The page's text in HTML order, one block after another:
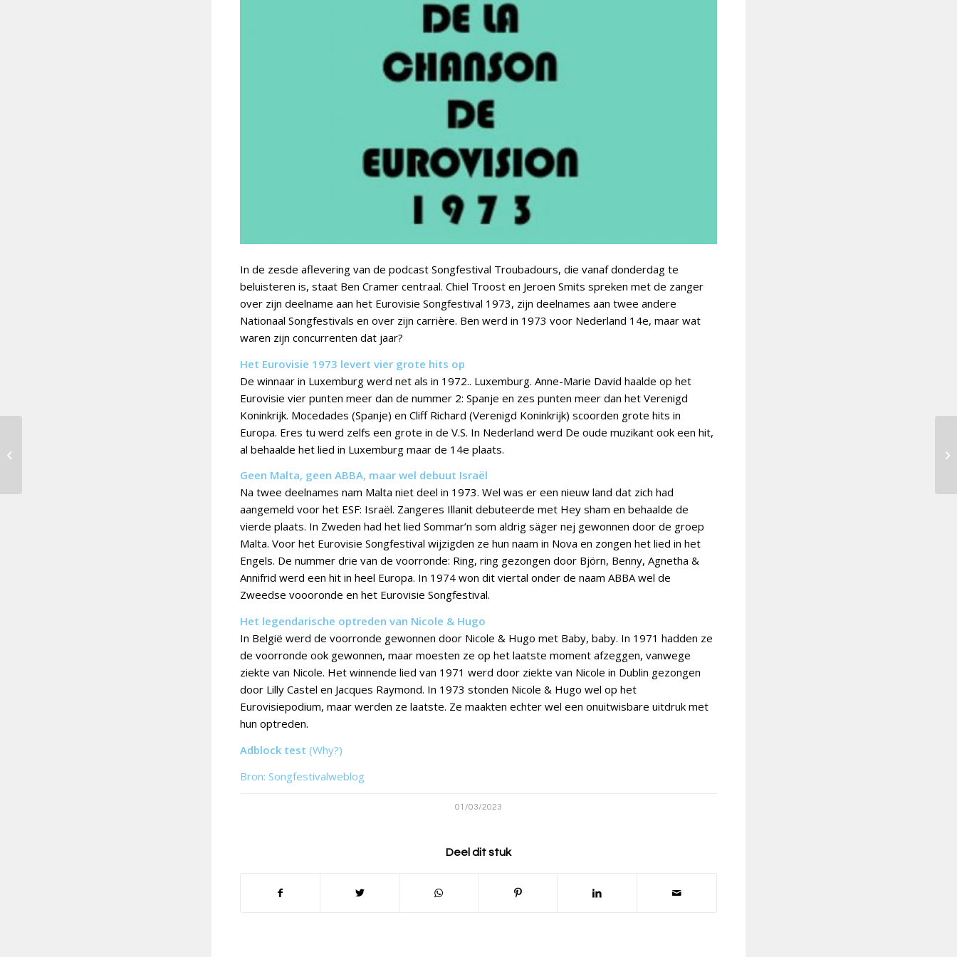
In de zesde aflevering van de podcast Songfestival Troubadours, die vanaf donderdag te
beluisteren is, staat Ben Cramer centraal. Chiel Troost en Jeroen Smits spreken met de zanger
over zijn deelname aan het Eurovisie Songfestival 1973, zijn deelnames aan twee andere
Nationaal Songfestivals en over zijn carrière. Ben werd in 1973 voor Nederland 14e, maar wat
waren zijn concurrenten dat jaar?
Het Eurovisie 1973 levert vier grote hits op
De winnaar in Luxemburg werd net als in 1972.. Luxemburg. Anne-Marie David haalde op het
Eurovisie vier punten meer dan de nummer 2: Spanje en zes punten meer dan het Verenigd
Koninkrijk. Mocedades (Spanje) en Cliff Richard (Verenigd Koninkrijk) scoorden grote hits in
Europa. Eres tu werd zelfs een grote in de V.S. In Nederland werd De oude muzikant ook een hit,
al behaalde het lied in Luxemburg maar de 14e plaats.
Geen Malta, geen ABBA, maar wel debuut Israël
Na twee deelnames nam Malta niet deel in 1973. Wel was er een nieuw land dat zich had
aangemeld voor het ESF: Israël. Zangeres Illanit debuteerde met Hey sham en behaalde de
vierde plaats. In Zweden had het lied Sommar’n som aldrig säger nej gewonnen door de groep
Malta. Voor het Eurovisie Songfestival wijzigden ze hun naam in Nova en zongen het lied in het
Engels. De nummer drie van de voorronde: Ring, ring gezongen door Björn, Benny, Agnetha &
Annifrid werd een hit in heel Europa. In 1974 won dit viertal onder de naam ABBA wel de
Zweedse voooronde en het Eurovisie Songfestival.
Het legendarische optreden van Nicole & Hugo
In België werd de voorronde gewonnen door Nicole & Hugo met Baby, baby. In 1971 hadden ze
de voorronde ook gewonnen, maar moesten ze op het laatste moment afzeggen, vanwege
ziekte van Nicole. Het winnende lied van 1971 werd door ziekte van Nicole in Dublin gezongen
door Lilly Castel en Jacques Raymond. In 1973 stonden Nicole & Hugo wel op het
Eurovisiepodium, maar werden ze laatste. Ze maakten echter wel een onuitwisbare uitdruk met
hun optreden.
Adblock test (Why?)
Bron: Songfestivalweblog
01/03/2023
Deel dit stuk